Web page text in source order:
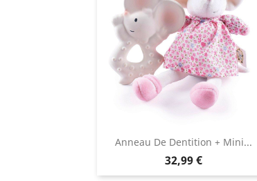
Anneau De Dentition + Mini...
32,99 €